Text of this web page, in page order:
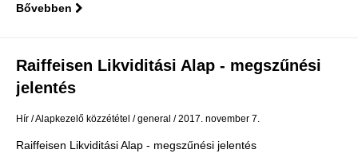
Bővebben
Raiffeisen Likviditási Alap - megszűnési
jelentés
Hír Alapkezelő közzététel general 2017. november 7.
Raiffeisen Likviditási Alap - megszűnési jelentés